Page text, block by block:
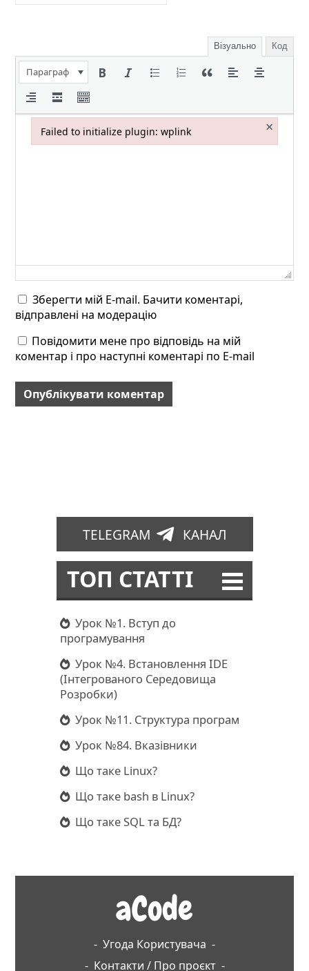
Візуально Код
Параграф
Зберегти мій E-mail. Бачити коментарі,
відправлені на модерацію
Повідомити мене про відповідь на мій
коментар і про наступні коментарі по E-mail
TELEGRAM КАНАЛ
ТОП СТАТТІ
Урок №1. Вступ до
програмування
Урок №4. Встановлення IDE
(Інтегрованого Середовища
Розробки)
Урок №11. Структура програм
Урок №84. Вказівники
Що таке Linux?
Що таке bash в Linux?
Що таке SQL та БД?
aCode
- Угода Користувача -
- Контакти / Про проєкт -
Failed to initialize plugin: wplink ×
Failed to initialize plugin: wplink